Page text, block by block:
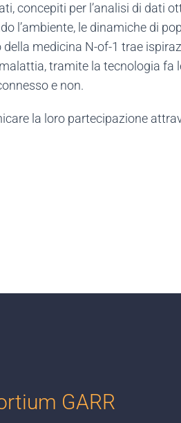
concepiti per l’analisi di dati
l’ambiente, le dinamiche di
medicina N-of-1 trae
tramite la tecnologia fa
e non.
la loro partecipazione
GARR